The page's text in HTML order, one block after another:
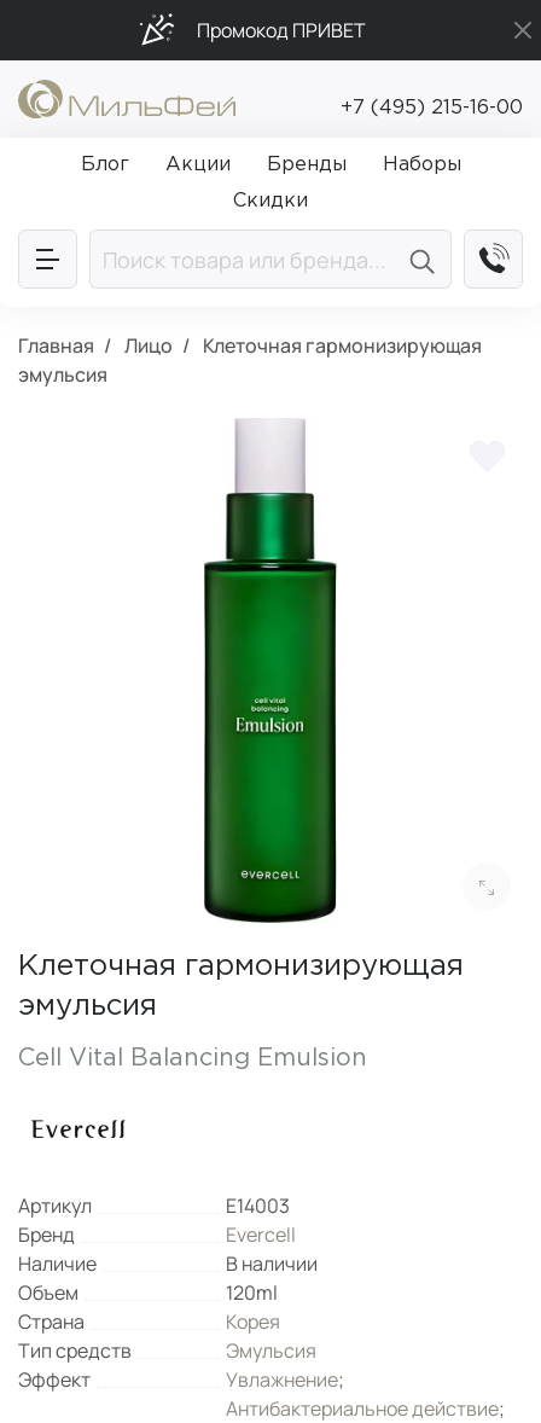
Промокод ПРИВЕТ
Бесплатная доставка от 5 000₽
Подарки в каждый заказ от 5 000₽
+7 (495) 215-16-00
Блог Акции Бренды
Наборы
Скидки
Главная Лицо
Клеточная гармонизирующая
эмульсия
Клеточная гармонизирующая
эмульсия
Cell Vital Balancing Emulsion
Артикул
E14003
Бренд
Evercell
Наличие
В наличии
Объем
120ml
Страна
Корея
Тип средств
Эмульсия
Эффект
Увлажнение;
Антибактериальное действие;